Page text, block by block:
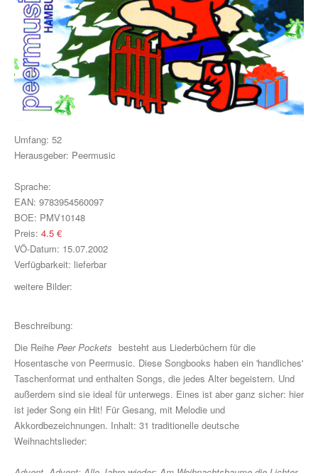
Diverse Bands & Interpreten
Beat It!
Melodie, Text & Akkorde
Klavier, Gesang, Gitarre
Text & Akkorde
Besondere Anlässe
Spielmaterial
Klavier & Keyboard
Piano Gefällt Mir!
Guitar Play Along
Bass Along
Drum Along
Musikpädagogik
Umfang: 52
Herausgeber: Peermusic
Sprache:
EAN: 9783954560097
BOE: PMV10148
Preis: 4.5 €
VÖ-Datum: 15.07.2002
Verfügbarkeit: lieferbar
weitere Bilder:
Beschreibung:
Die Reihe Peer Pockets besteht aus Liederbüchern für die
Hosentasche von Peermusic. Diese Songbooks haben ein 'handliches'
Taschenformat und enthalten Songs, die jedes Alter begeistern. Und
außerdem sind sie ideal für unterwegs. Eines ist aber ganz sicher: hier
ist jeder Song ein Hit! Für Gesang, mit Melodie und
Akkordbezeichnungen. Inhalt: 31 traditionelle deutsche
Weihnachtslieder: